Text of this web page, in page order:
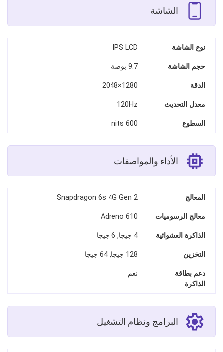
الشاشة
نوع الشاشة IPS LCD
حجم الشاشة 9.7 بوصة
الدقة 1280×2048
معدل التحديث 120Hz
السطوع 600 nits
الأداء والمواصفات
المعالج Snapdragon 6s 4G Gen 2
معالج الرسوميات Adreno 610
الذاكرة العشوائية 4 جيجا, 6 جيجا
التخزين 128 جيجا, 64 جيجا
دعم بطاقة
الذاكرة
نعم
البرامج ونظام التشغيل